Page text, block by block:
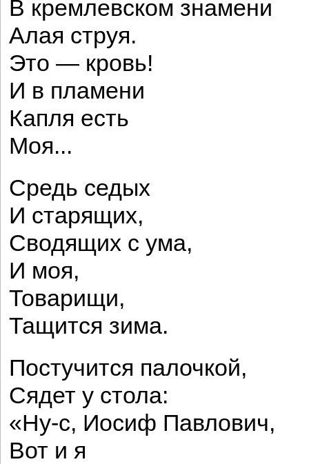
В кремлевском знамени
Алая струя.
Это — кровь!
И в пламени
Капля есть
Моя...
Средь седых
И старящих,
Сводящих с ума,
И моя,
Товарищи,
Тащится зима.
Постучится палочкой,
Сядет у стола:
«Ну-с, Иосиф Павлович,
Вот и я